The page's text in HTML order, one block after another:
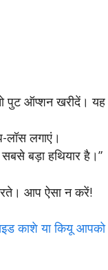
पुट ऑप्शन खरीदें। यह
लॉस लगाएं।
बड़ा हथियार है।”
आप ऐसा न करें!
काशे या कियू आपको